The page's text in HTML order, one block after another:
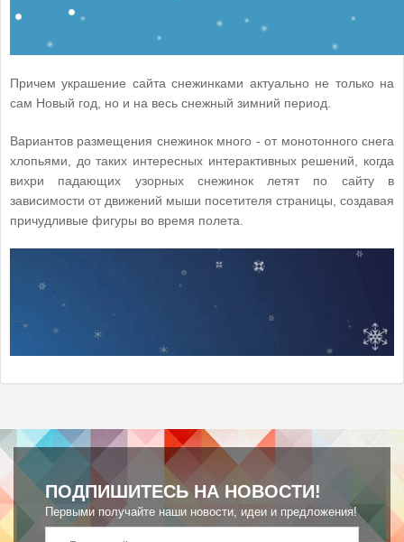
Причем украшение сайта снежинками актуально не только на
сам Новый год, но и на весь снежный зимний период.
Вариантов размещения снежинок много - от монотонного снега
хлопьями, до таких интересных интерактивных решений, когда
вихри падающих узорных снежинок летят по сайту в
зависимости от движений мыши посетителя страницы, создавая
причудливые фигуры во время полета.
ПОДПИШИТЕСЬ НА НОВОСТИ!
Первыми получайте наши новости, идеи и предложения!